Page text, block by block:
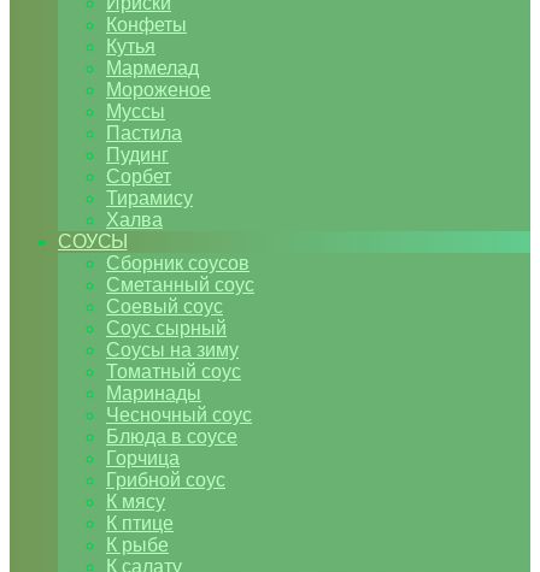
Конфеты
Кутья
Мармелад
Мороженое
Муссы
Пастила
Пудинг
Сорбет
Тирамису
Халва
СОУСЫ
Сборник соусов
Сметанный соус
Соевый соус
Соус сырный
Соусы на зиму
Томатный соус
Маринады
Чесночный соус
Блюда в соусе
Горчица
Грибной соус
К мясу
К птице
К рыбе
К салату